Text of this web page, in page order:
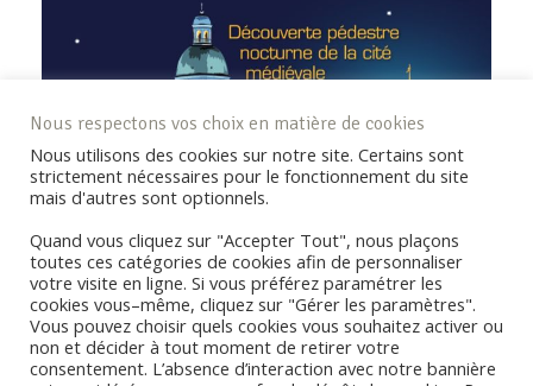
Nous respectons vos choix en matière de cookies
Nous utilisons des cookies sur notre site. Certains sont
strictement nécessaires pour le fonctionnement du site
mais d'autres sont optionnels.
Quand vous cliquez sur "Accepter Tout", nous plaçons
toutes ces catégories de cookies afin de personnaliser
votre visite en ligne. Si vous préférez paramétrer les
cookies vous–même, cliquez sur "Gérer les paramètres".
Vous pouvez choisir quels cookies vous souhaitez activer ou
non et décider à tout moment de retirer votre
consentement. L’absence d’interaction avec notre bannière